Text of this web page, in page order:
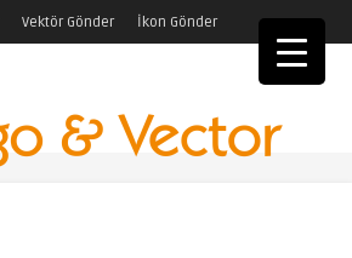
Vektör Gönder
İkon Gönder